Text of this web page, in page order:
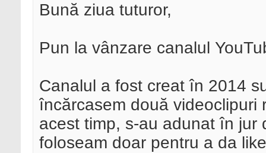
Bună ziua tuturor,
Pun la vânzare canalul
Canalul a fost creat în 2014
încărcasem două videoclipuri
acest timp, s-au adunat în
foloseam doar pentru a da